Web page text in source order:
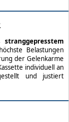
stranggepresstem
Belastungen
der Gelenkarme
individuell an
und justiert